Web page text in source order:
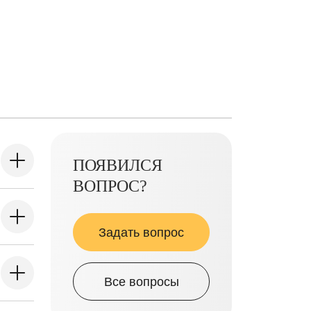
ПОЯВИЛСЯ
ВОПРОС?
Задать вопрос
Все вопросы